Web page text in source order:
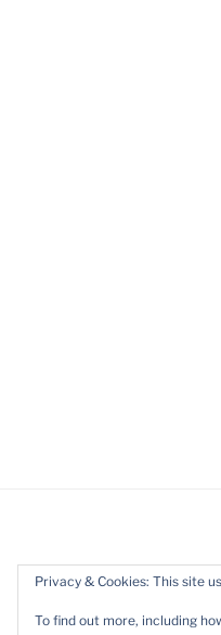
Privacy & Cookies: This site
To find out more, including